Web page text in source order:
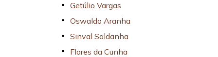
Getúlio Vargas
Oswaldo Aranha
Sinval Saldanha
Flores da Cunha